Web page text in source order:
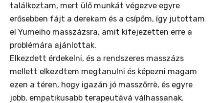
találkoztam, mert ülő munkát végezve egyre
erősebben fájt a derekam és a csípőm, így jutottam
el Yumeiho masszázsra, amit kifejezetten erre a
problémára ajánlottak.
Elkezdett érdekelni, és a rendszeres masszázs
mellett elkezdtem megtanulni és képezni magam
ezen a téren, hogy igazán jó masszőrrè, és egyre
jobb, empatikusabb terapeutává válhassanak.